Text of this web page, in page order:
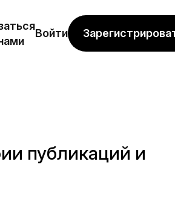
Войти
публикаций и